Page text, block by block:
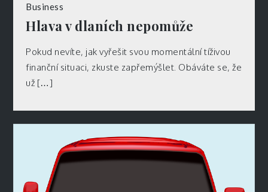
Business
Hlava v dlaních nepomůže
Pokud nevíte, jak vyřešit svou momentální tíživou
finanční situaci, zkuste zapřemýšlet. Obáváte se, že
už […]